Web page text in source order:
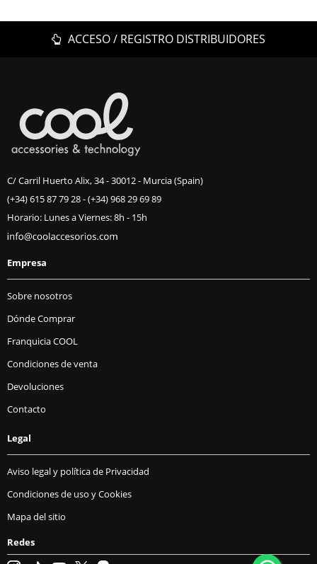
ACCESO / REGISTRO DISTRIBUIDORES
C/ Carril Huerto Alix, 34 - 30012 - Murcia (Spain)
(+34) 615 87 79 28-(+34) 968 29 69 89
Horario: Lunes a Viernes: 8h - 15h
Empresa
Sobre nosotros
Dónde Comprar
Franquicia COOL
Condiciones de venta
Devoluciones
Contacto
Legal
Aviso legal y política de Privacidad
Condiciones de uso y Cookies
Mapa del sitio
Redes